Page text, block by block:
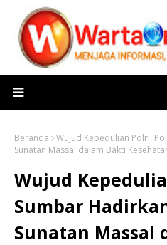
Beranda
Wujud Kepedulian Polri,
Sunatan Massal dalam Bakti
Wujud
Sumbar
Sunatan Massal